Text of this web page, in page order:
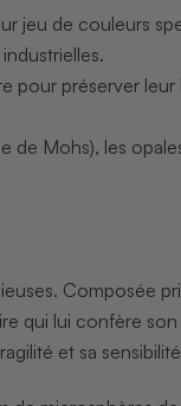
jeu de couleurs
pour préserver
de Mohs), les
Composée
qui lui confère
et sa